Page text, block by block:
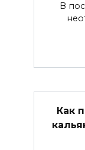
В
Как